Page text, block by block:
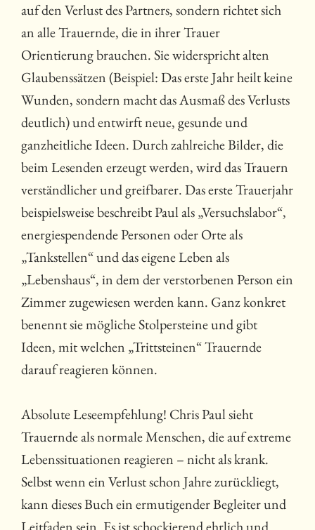
auf den Verlust des Partners, sondern richtet sich
an alle Trauernde, die in ihrer Trauer
Orientierung brauchen. Sie widerspricht alten
Glaubenssätzen (Beispiel: Das erste Jahr heilt keine
Wunden, sondern macht das Ausmaß des Verlusts
deutlich) und entwirft neue, gesunde und
ganzheitliche Ideen. Durch zahlreiche Bilder, die
beim Lesenden erzeugt werden, wird das Trauern
verständlicher und greifbarer. Das erste Trauerjahr
beispielsweise beschreibt Paul als „Versuchslabor“,
energiespendende Personen oder Orte als
„Tankstellen“ und das eigene Leben als
„Lebenshaus“, in dem der verstorbenen Person ein
Zimmer zugewiesen werden kann. Ganz konkret
benennt sie mögliche Stolpersteine und gibt
Ideen, mit welchen „Trittsteinen“ Trauernde
darauf reagieren können.
Absolute Leseempfehlung! Chris Paul sieht
Trauernde als normale Menschen, die auf extreme
Lebenssituationen reagieren – nicht als krank.
Selbst wenn ein Verlust schon Jahre zurückliegt,
kann dieses Buch ein ermutigender Begleiter und